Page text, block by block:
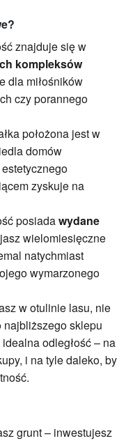
znajduje się w
kompleksów
dla miłośników
czy porannego
położona jest w
domów
zyskuje na
posiadawydane
wielomiesięczne
natychmiast
wymarzonego
w otulinie lasu, nie
sklepu
idealna odległość – na
i na tyle daleko, by
grunt – inwestujesz